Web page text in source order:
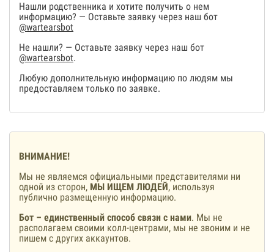
Нашли родственника и хотите получить о нем
информацию? — Оставьте заявку через наш бот
@wartearsbot
Не нашли? — Оставьте заявку через наш бот
@wartearsbot.
Любую дополнительную информацию по людям мы
предоставляем только по заявке.
ВНИМАНИЕ!
Мы не являемся официальными представителями ни
одной из сторон, МЫ ИЩЕМ ЛЮДЕЙ, используя
публично размещенную информацию.
Бот – единственный способ связи с нами. Мы не
располагаем своими колл-центрами, мы не звоним и не
пишем с других аккаунтов.